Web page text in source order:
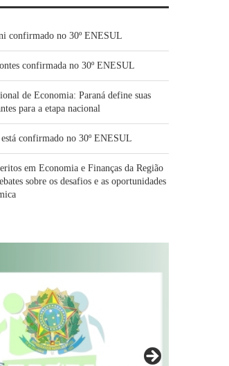
confirmado no 30º ENESUL
confirmada no 30º ENESUL
de Economia: Paraná define suas
para a etapa nacional
confirmado no 30º ENESUL
em Economia e Finanças da Região
sobre os desafios e as oportunidades